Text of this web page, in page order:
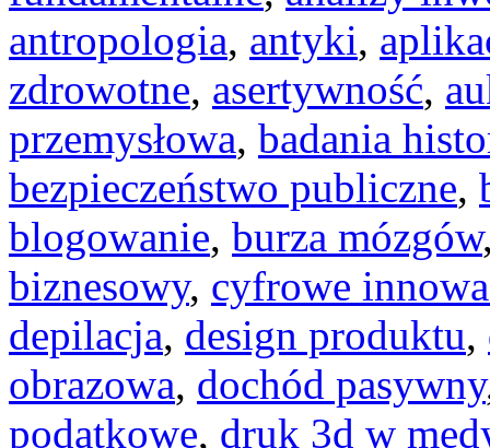
antropologia, antyki,
zdrowotne, asertywność,
przemysłowa, badania
bezpieczeństwo publiczne,
blogowanie, burza mózgów
biznesowy, cyfrowe
depilacja, design produktu,
obrazowa, dochód pasywny
podatkowe, druk 3d w